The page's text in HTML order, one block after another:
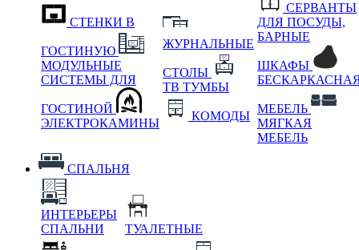
СТЕНКИ В
ГОСТИНУЮ
МОДУЛЬНЫЕ
СИСТЕМЫ ДЛЯ
ГОСТИНОЙ
ЭЛЕКТРОКАМИНЫ
ЖУРНАЛЬНЫЕ
СТОЛЫ
ТВ ТУМБЫ
КОМОДЫ
СЕРВАНТЫ
ДЛЯ ПОСУДЫ,
БАРНЫЕ
ШКАФЫ
МЕБЕЛЬ
МЯГКАЯ
МЕБЕЛЬ
СПАЛЬНЯ
ИНТЕРЬЕРЫ
СПАЛЬНИ
ТУАЛЕТНЫЕ